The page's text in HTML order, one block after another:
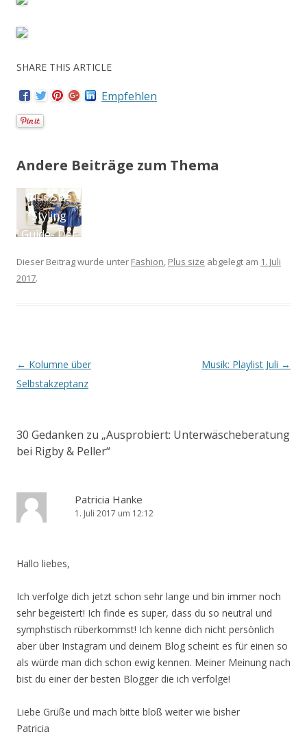
SHARE THIS ARTICLE
Empfehlen
Andere Beiträge zum Thema
Wochenrückblic
k Megabambi 2
Dieser Beitrag wurde unter Fashion, Plus size abgelegt am 1. Juli
2017.
Artikel-Navigation
← Kolumne über
Selbstakzeptanz
Musik: Playlist Juli →
30 Gedanken zu „Ausprobiert: Unterwäscheberatung
bei Rigby & Peller“
Patricia Hanke
1. Juli 2017 um 12:12
Hallo liebes,
Ich verfolge dich jetzt schon sehr lange und bin immer noch
sehr begeistert! Ich finde es super, dass du so neutral und
symphstisch rüberkommst! Ich kenne dich nicht persönlich
aber über Instagram und deinem Blog scheint es für einen so
als würde man dich schon ewig kennen. Meiner Meinung nach
bist du einer der besten Blogger die ich verfolge!
Liebe Grüße und mach bitte bloß weiter wie bisher
Patricia